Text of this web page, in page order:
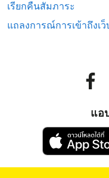
เรียกคืนสัมภาระ
แถลงการณ์การเข้าถึงเ
แอ